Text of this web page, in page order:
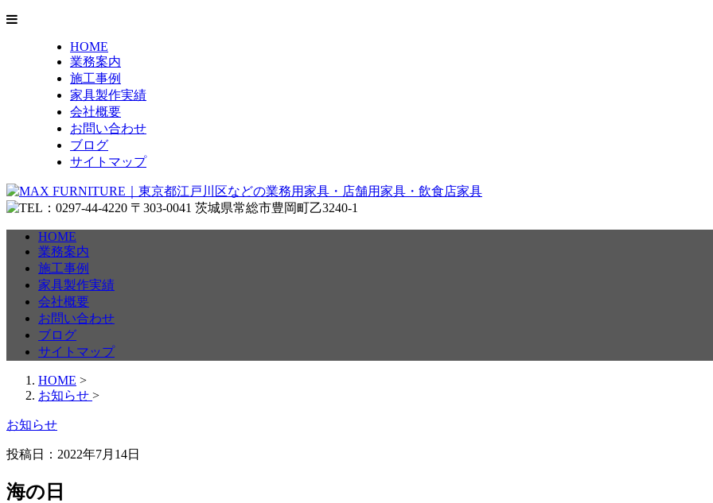
HOME
業務案内
施工事例
家具製作実績
会社概要
お問い合わせ
ブログ
サイトマップ
HOME
業務案内
施工事例
家具製作実績
会社概要
お問い合わせ
ブログ
サイトマップ
HOME >
お知らせ >
お知らせ
投稿日： 2022年7月14日
海の日